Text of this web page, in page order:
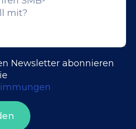
Newsletter abonnieren